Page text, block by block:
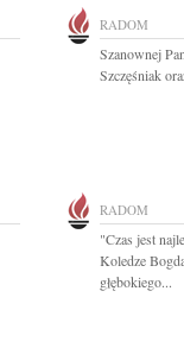
RADOM
Szanownej
Szczęśniak
RADOM
"Czas jest
Koledze
głębokiego...